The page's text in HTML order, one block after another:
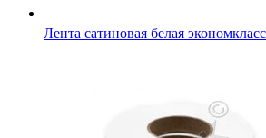
Лента сатиновая белая 100 м, 200